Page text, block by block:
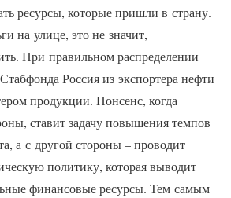
ресурсы, которые пришли в страну.
на улице, это не значит,
При правильном распределении
Россия из экспортера нефти
продукции. Нонсенс, когда
ставит задачу повышения темпов
а с другой стороны – проводит
политику, которая выводит
финансовые ресурсы. Тем самым